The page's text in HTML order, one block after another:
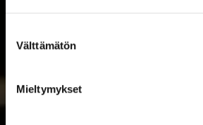
valinta
Välttämätön
Mieltymykset